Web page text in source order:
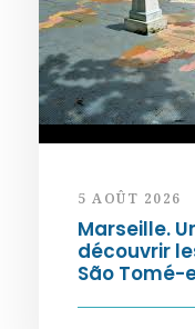
5 AOÛT 2026
Marseille.
découvrir
São